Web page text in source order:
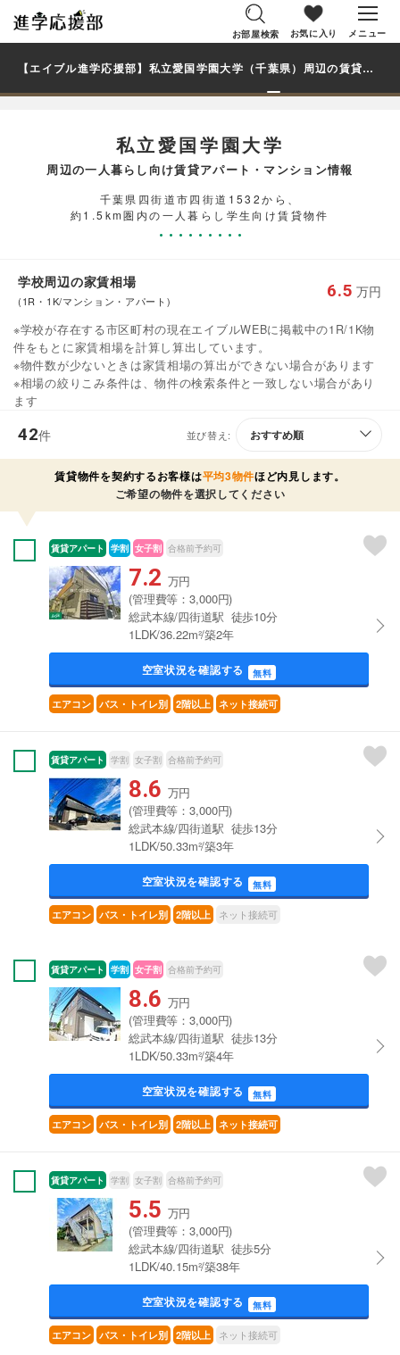
お部屋検索 お気に入り メニュー
【エイブル進学応援部】私立愛国学園大学（千葉県）周辺の賃貸を探す｜学生・大学生の一人暮らし向け賃貸マンション・アパート
私立愛国学園大学
周辺の一人暮らし向け賃貸アパート・マンション情報
千葉県四街道市四街道1532から、
約1.5km圏内の一人暮らし学生向け賃貸物件
学校周辺の家賃相場
(1R・1K/マンション・アパート)
6.5 万円
※学校が存在する市区町村の現在エイブルWEBに掲載中の1R/1K物
件をもとに家賃相場を計算し算出しています。
※物件数が少ないときは家賃相場の算出ができない場合があります
※相場の絞りこみ条件は、物件の検索条件と一致しない場合があり
ます
42件 並び替え:
賃貸物件を契約するお客様は平均3物件ほど内見します。
ご希望の物件を選択してください
賃貸アパート 学割 女子割 合格前予約可
7.2 万円
(管理費等：3,000円)
総武本線/四街道駅 徒歩10分
1LDK/36.22m²/築2年
空室状況を確認する 無料
エアコン バス・トイレ別 2階以上 ネット接続可
賃貸アパート 学割 女子割 合格前予約可
8.6 万円
(管理費等：3,000円)
総武本線/四街道駅 徒歩13分
1LDK/50.33m²/築3年
空室状況を確認する 無料
エアコン バス・トイレ別 2階以上 ネット接続可
賃貸アパート 学割 女子割 合格前予約可
8.6 万円
(管理費等：3,000円)
総武本線/四街道駅 徒歩13分
1LDK/50.33m²/築4年
空室状況を確認する 無料
エアコン バス・トイレ別 2階以上 ネット接続可
賃貸アパート 学割 女子割 合格前予約可
5.5 万円
(管理費等：3,000円)
総武本線/四街道駅 徒歩5分
1LDK/40.15m²/築38年
空室状況を確認する 無料
エアコン バス・トイレ別 2階以上 ネット接続可